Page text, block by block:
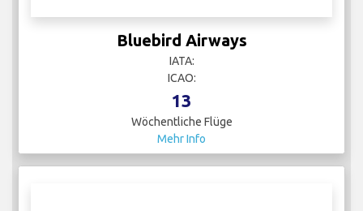
Bluebird Airways
IATA:
ICAO:
13
Wöchentliche Flüge
Mehr Info